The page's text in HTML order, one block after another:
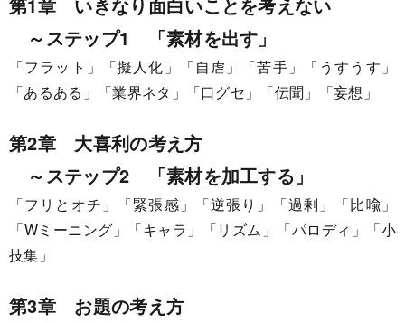
第1章 いきなり面白いことを考えない
～ステップ1 「素材を出す」
「フラット」「擬人化」「自虐」「苦手」「うすうす」
「あるある」「業界ネタ」「口グセ」「伝聞」「妄想」
第2章 大喜利の考え方
～ステップ2 「素材を加工する」
「フリとオチ」「緊張感」「逆張り」「過剰」「比喩」
「Wミーニング」「キャラ」「リズム」「パロディ」「小
技集」
第3章 お題の考え方